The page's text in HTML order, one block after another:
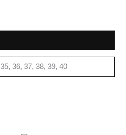
35, 36, 37, 38, 39, 40